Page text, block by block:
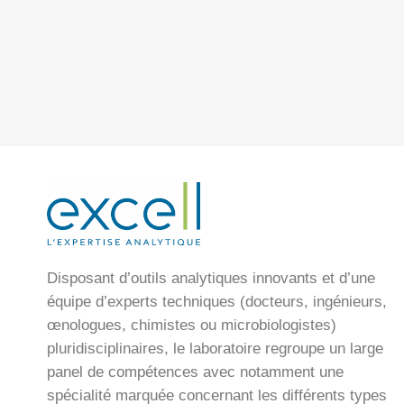
Disposant d’outils analytiques innovants et d’une
équipe d’experts techniques (docteurs, ingénieurs,
œnologues, chimistes ou microbiologistes)
pluridisciplinaires, le laboratoire regroupe un large
panel de compétences avec notamment une
spécialité marquée concernant les différents types